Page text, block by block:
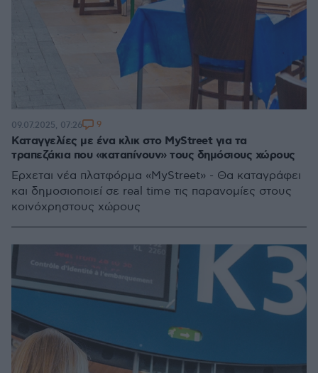
Καταγγελίες με ένα κλικ στο MyStreet για τα
τραπεζάκια που «καταπίνουν» τους δημόσιους χώρους
Έρχεται νέα πλατφόρμα «MyStreet» - Θα καταγράφει
και δημοσιοποιεί σε real time τις παρανομίες στους
κοινόχρηστους χώρους
09.07.2025, 07:26 9